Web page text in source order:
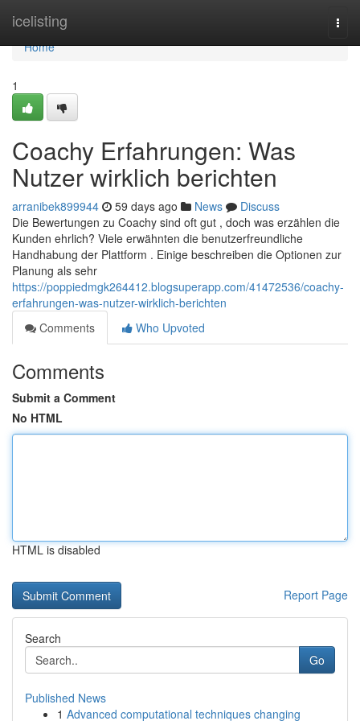
icelisting
Home
Home
1
Coachy Erfahrungen: Was
Nutzer wirklich berichten
arranibek899944 59 days ago News
Discuss
Die Bewertungen zu Coachy sind oft gut , doch was erzählen die
Kunden ehrlich? Viele erwähnten die benutzerfreundliche
Handhabung der Plattform . Einige beschreiben die Optionen zur
Planung als sehr
https://poppiedmgk264412.blogsuperapp.com/41472536/coachy-
erfahrungen-was-nutzer-wirklich-berichten
Comments
Who Upvoted
Comments
Submit a Comment
No HTML
HTML is disabled
Report Page
Search
Go
Published News
1 Advanced computational techniques changing